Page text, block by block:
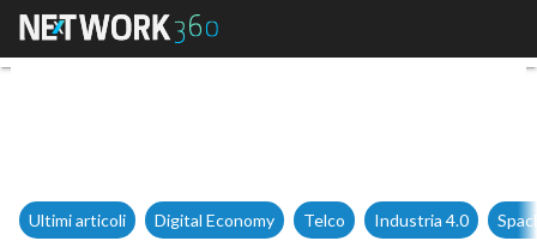
“Cloud e AI nel Digital
Ultimi articoli Digital Economy Telco Industria 4.0